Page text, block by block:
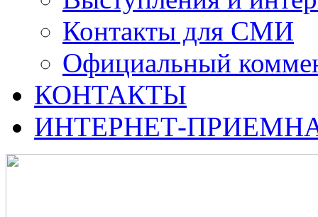
Контакты для СМИ
Официальный
КОНТАКТЫ
ИНТЕРНЕТ-